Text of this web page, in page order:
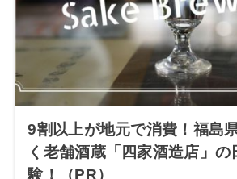
9割以上が地元で消費！福島
く老舗酒蔵「四家酒造店」の
験！（PR）